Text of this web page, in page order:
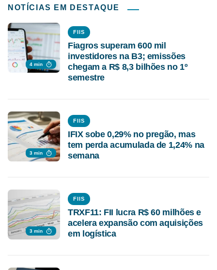
NOTÍCIAS EM DESTAQUE
4 min
FIIS
Fiagros superam 600 mil
investidores na B3; emissões
chegam a R$ 8,3 bilhões no 1º
semestre
3 min
FIIS
IFIX sobe 0,29% no pregão, mas
tem perda acumulada de 1,24% na
semana
3 min
FIIS
TRXF11: FII lucra R$ 60 milhões e
acelera expansão com aquisições
em logística